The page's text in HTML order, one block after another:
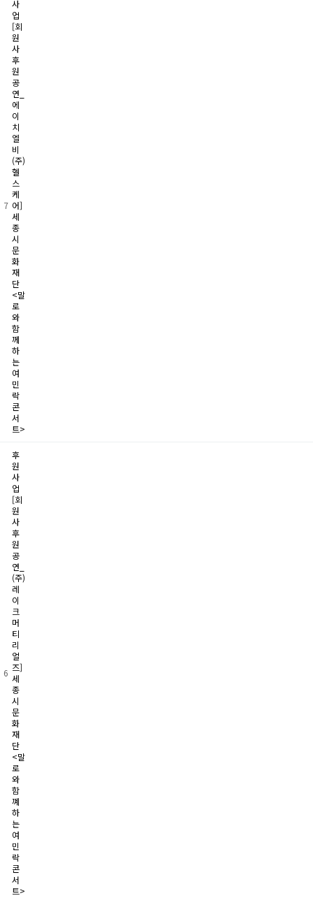
7
사
업
[회
원
사
후
원
공
연_
에
이
치
엘
비
(주)
헬
스
케
어]
세
종
시
문
화
재
단
<말
로
와
함
께
하
는
여
민
락
콘
서
트>
6
후
원
사
업
[회
원
사
후
원
공
연_
(주)
레
이
크
머
티
리
얼
즈]
세
종
시
문
화
재
단
<말
로
와
함
꼐
하
는
여
민
락
콘
서
트>